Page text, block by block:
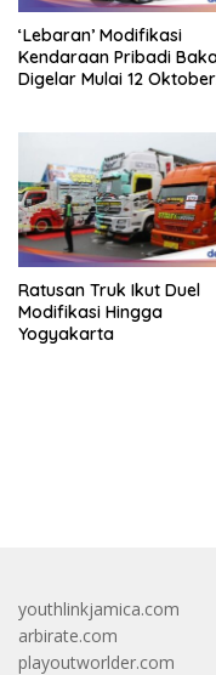
‘Lebaran’ Modifikasi
Kendaraan Pribadi
Digelar Mulai 12 Oktober
Ratusan Truk Ikut Duel
Modifikasi Hingga
Yogyakarta
youthlinkjamica.com
arbirate.com
playoutworlder.com